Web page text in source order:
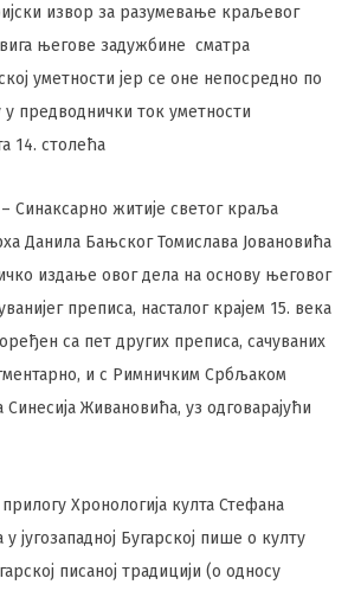
извор за разумевање краљевог
његове задужбине сматра
уметности јер се оне непосредно по
у предводнички ток уметности
14. столећа
Синаксарно житије светог краља
Данила Бањског Томислава Јовановића
издање овог дела на основу његовог
преписа, насталог крајем 15. века
са пет других преписа, сачуваних
и с Римничким Србљаком
Живановића, уз одговарајући
Хронологија култа Стефана
југозападној Бугарској пише о култу
писаној традицији (о односу